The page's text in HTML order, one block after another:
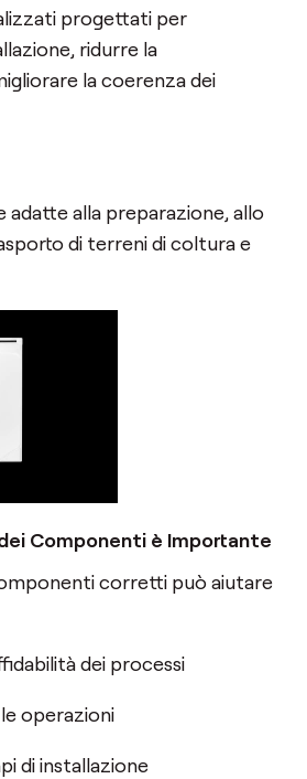
progettati per
ridurre la
la coerenza dei
adatte alla preparazione, allo
di terreni di coltura e
Componenti è Importante
corretti può aiutare
dei processi
operazioni
di installazione